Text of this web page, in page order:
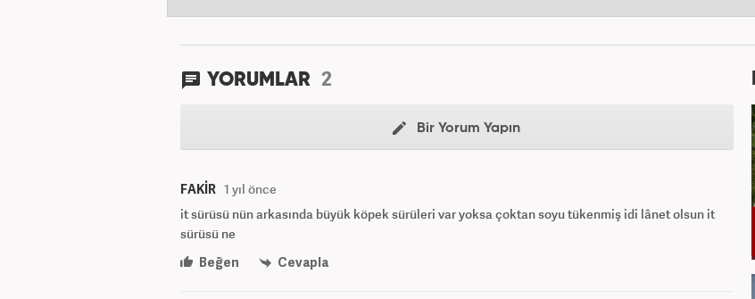
YORUMLAR 2
Bir Yorum Yapın
FAKİR 1 yıl önce
it sürüsü nün arkasında büyük köpek sürüleri var yoksa çoktan soyu tükenmiş idi lânet olsun it
sürüsü ne
Beğen
Cevapla